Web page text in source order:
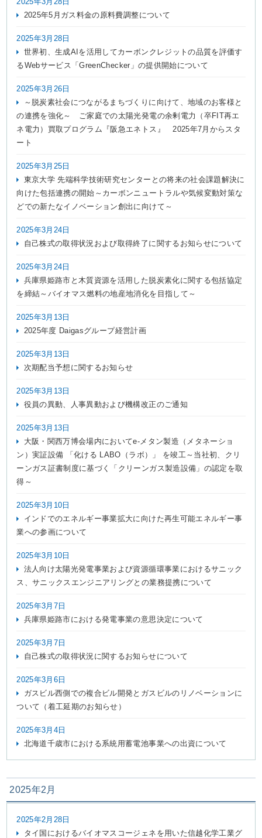
2025年5月ガス料金の原料費調整について
2025年3月28日
世界初、生成AIを活用してカーボンクレジットの品質を評価す
るWebサービス「GreenChecker」の提供開始について
2025年3月26日
～脱炭素社会につながるまちづくりに向けて、地域のお客様と
の連携を強化～ ご家庭での太陽光発電の余剰電力（卒FIT再エ
ネ電力）買取プログラム『阪急エネトス』 2025年7月からスタ
ート
2025年3月25日
東京大学 先端科学技術研究センターとの将来の社会課題解決に
向けた包括連携の開始～カーボンニュートラルや気候変動対策な
どでの新たなイノベーション創出に向けて～
2025年3月24日
自己株式の取得状況および取得終了に関するお知らせについて
2025年3月24日
兵庫県姫路市と木質資源を活用した脱炭素化に関する包括協定
を締結～バイオマス燃料の地産地消化を目指して～
2025年3月13日
2025年度 Daigasグループ経営計画
2025年3月13日
次期配当予想に関するお知らせ
2025年3月13日
役員の異動、人事異動および機構改正のご通知
2025年3月13日
大阪・関西万博会場内においてe-メタン製造（メタネーショ
ン）実証設備 「化ける LABO（ラボ）」 を竣工～当社初、クリ
ーンガス証書制度に基づく「クリーンガス製造設備」の認定を取
得～
2025年3月10日
インドでのエネルギー事業拡大に向けた再生可能エネルギー事
業への参画について
2025年3月10日
法人向け太陽光発電事業および資源循環事業におけるサニック
ス、サニックスエンジニアリングとの業務提携について
2025年3月7日
兵庫県姫路市における発電事業の意思決定について
2025年3月7日
自己株式の取得状況に関するお知らせについて
2025年3月6日
ガスビル西側での複合ビル開発とガスビルのリノベーションに
ついて（着工延期のお知らせ）
2025年3月4日
北海道千歳市における系統用蓄電池事業への出資について
2025年2月
2025年2月28日
タイ国におけるバイオマスコージェネを用いた信越化学工業グ